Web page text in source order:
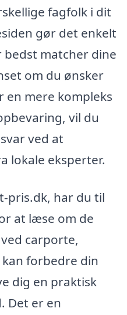
fagfolk i dit
gør det enkelt
matcher dine
om du ønsker
en mere kompleks
vil du
ved at
lokale eksperter.
pris.dk, har du til
at læse om de
carporte,
forbedre din
dig en praktisk
Det er en